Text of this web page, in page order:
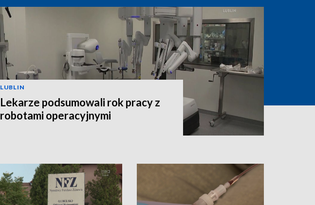
LUBLIN
Lekarze podsumowali rok pracy z
robotami operacyjnymi